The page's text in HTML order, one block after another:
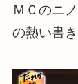
ＭＣのニ
の熱い書